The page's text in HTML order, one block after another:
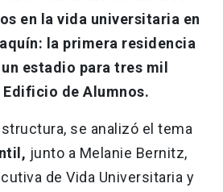
en la vida universitaria en
la primera residencia
estadio para tres mil
de Alumnos.
se analizó el tema
junto a Melanie Bernitz,
de Vida Universitaria y